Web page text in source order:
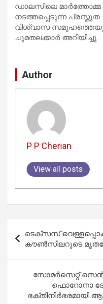
ഡാലസിലെ മാർത്തോമ്മ
നടത്തപ്പെടുന്ന പ്രസ്തുത
വിശ്വാസ സമൂഹത്തെയും
ചുമതലക്കാർ അറിയിച്ചു.
Author
P P Cherian
View all posts
navigation
ടെക്സസ്
കൗൺസിലറുടെ
സോമർസെറ്റ്
ഫൊറോനാ
ഭക്തിനിർഭരമായി